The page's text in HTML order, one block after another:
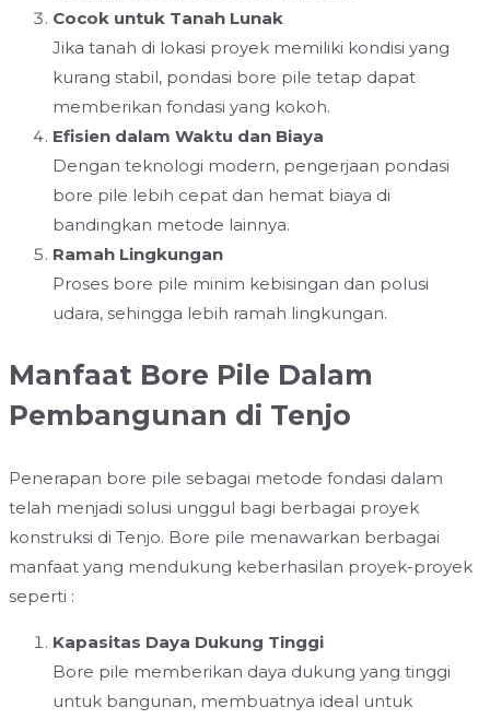
Cocok untuk Tanah Lunak
Jika tanah di lokasi proyek memiliki kondisi yang
kurang stabil, pondasi bore pile tetap dapat
memberikan fondasi yang kokoh.
Efisien dalam Waktu dan Biaya
Dengan teknologi modern, pengerjaan pondasi
bore pile lebih cepat dan hemat biaya di
bandingkan metode lainnya.
Ramah Lingkungan
Proses bore pile minim kebisingan dan polusi
udara, sehingga lebih ramah lingkungan.
Manfaat Bore Pile Dalam
Pembangunan di Tenjo
Penerapan bore pile sebagai metode fondasi dalam
telah menjadi solusi unggul bagi berbagai proyek
konstruksi di Tenjo. Bore pile menawarkan berbagai
manfaat yang mendukung keberhasilan proyek-proyek
seperti :
Kapasitas Daya Dukung Tinggi
Bore pile memberikan daya dukung yang tinggi
untuk bangunan, membuatnya ideal untuk